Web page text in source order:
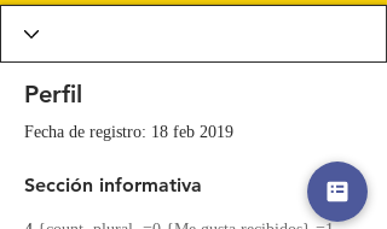
Perfil
Fecha de registro: 18 feb 2019
Sección informativa